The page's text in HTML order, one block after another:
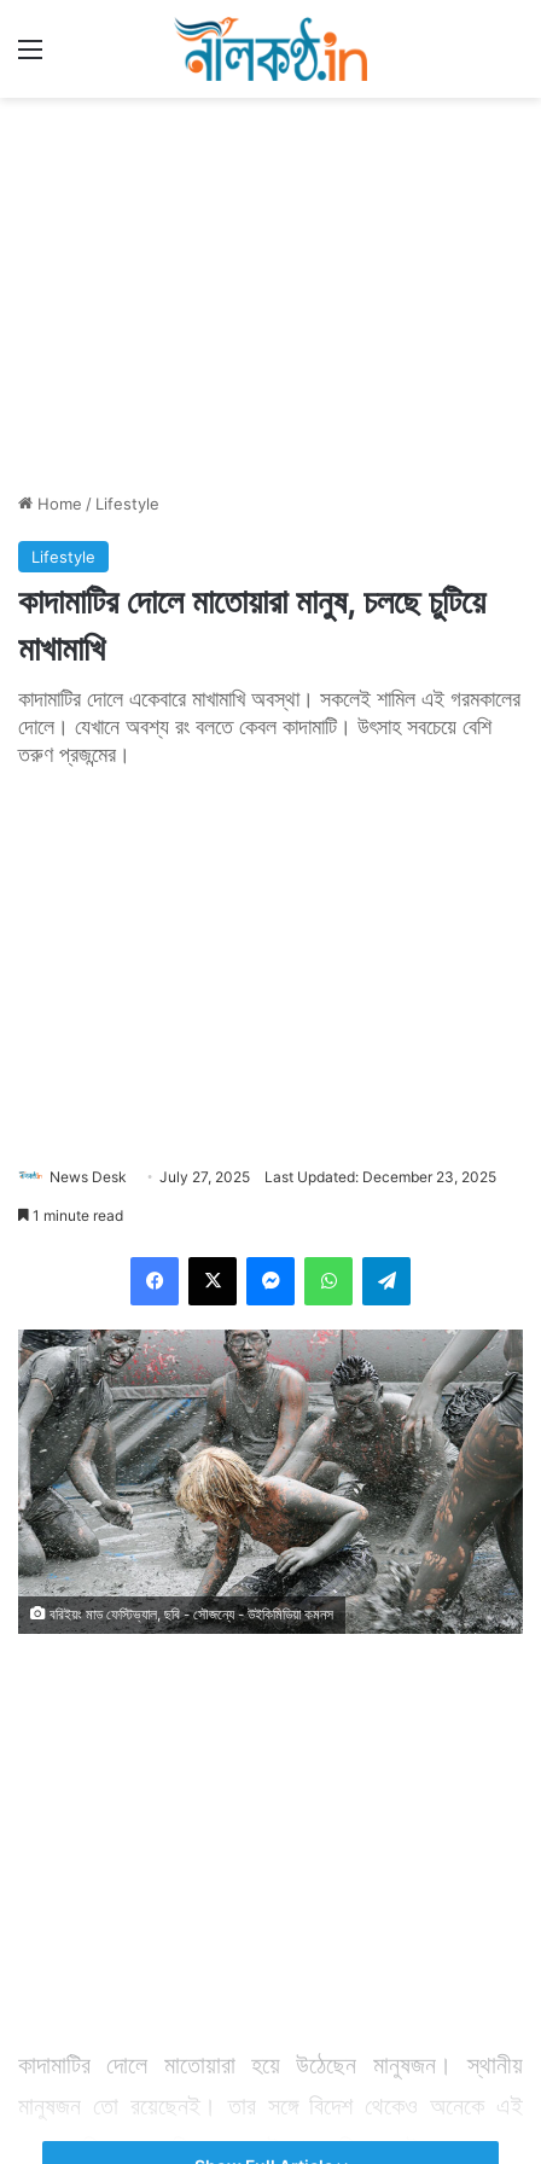
Home / Lifestyle
Lifestyle
কাদামাটির দোলে মাতোয়ারা মানুষ, চলছে চুটিয়ে
মাখামাখি
কাদামাটির দোলে একেবারে মাখামাখি অবস্থা। সকলেই শামিল এই গরমকালের
দোলে। যেখানে অবশ্য রং বলতে কেবল কাদামাটি। উৎসাহ সবচেয়ে বেশি
তরুণ প্রজন্মের।
News Desk July 27, 2025 Last Updated: December 23, 2025
1 minute read
বরিইয়ং মাড ফেস্টিভ্যাল, ছবি - সৌজন্যে - উইকিমিডিয়া কমনস
কাদামাটির দোলে মাতোয়ারা হয়ে উঠেছেন মানুষজন। স্থানীয়
মানুষজন তো রয়েছেনই। তার সঙ্গে বিদেশ থেকেও অনেকে এই
দোলে শামিল হতে হাজির হন। এই খেলার বিশেষত্বই হল রং বলতে